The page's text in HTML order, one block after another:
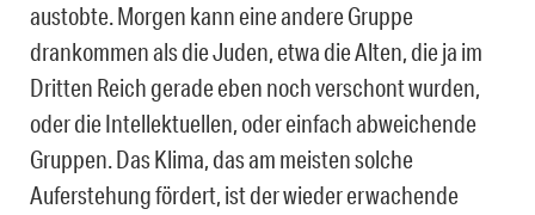
austobte. Morgen kann eine andere Gruppe
drankommen als die Juden, etwa die Alten, die ja im
Dritten Reich gerade eben noch verschont wurden,
oder die Intellektuellen, oder einfach abweichende
Gruppen. Das Klima, das am meisten solche
Auferstehung fördert, ist der wieder erwachende